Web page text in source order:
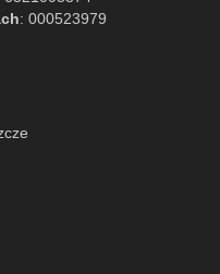
: 000523979